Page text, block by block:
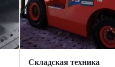
Складская техника